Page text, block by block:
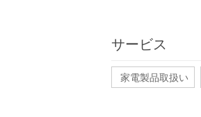
サービス
家電製品取扱い